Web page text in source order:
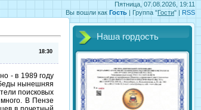
Пятница, 07.08.2026, 19:11
Вы вошли как Гость | Группа "Гости" | RSS
18:30
- в 1989 году
нынешняя
поисковых
В Пензе
Наша гордость